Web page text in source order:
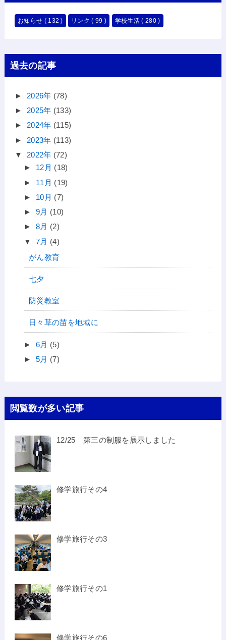
お知らせ ( 132 ) リンク( 99 ) 学校生活( 280 )
過去の記事
► 2026年 (78)
► 2025年 (133)
► 2024年 (115)
► 2023年 (113)
▼ 2022年 (72)
► 12月 (18)
► 11月 (19)
► 10月 (7)
► 9月 (10)
► 8月 (2)
▼ 7月 (4)
がん教育
七夕
防災教室
日々草の苗を地域に
► 6月 (5)
► 5月 (7)
閲覧数が多い記事
12/25 第三の制服を展示しました
修学旅行その4
修学旅行その3
修学旅行その1
修学旅行その6